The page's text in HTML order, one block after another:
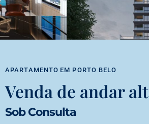
APARTAMENTO EM PORTO BELO
Venda de andar
Sob Consulta